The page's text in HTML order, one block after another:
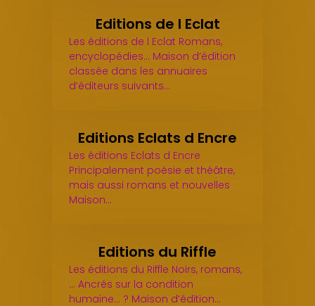
Editions de l Eclat
Les éditions de l Eclat Romans,
encyclopédies... Maison d’édition
classée dans les annuaires
d’éditeurs suivants…
Editions Eclats d Encre
Les éditions Eclats d Encre
Principalement poésie et théâtre,
mais aussi romans et nouvelles
Maison…
Editions du Riffle
Les éditions du Riffle Noirs, romans,
... Ancrés sur la condition
humaine... ? Maison d’édition…